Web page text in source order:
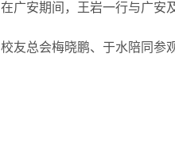
在广安期间，王岩一行与广安
校友总会梅晓鹏、于水陪同参